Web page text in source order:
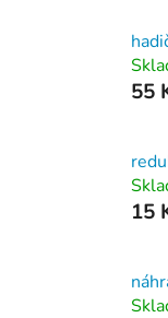
55
15